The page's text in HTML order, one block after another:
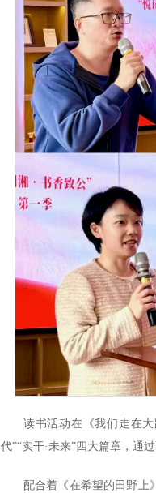
读书活动在《我们走在大
代”“实干·未来”四大篇章，通
配合着《在希望的田野上